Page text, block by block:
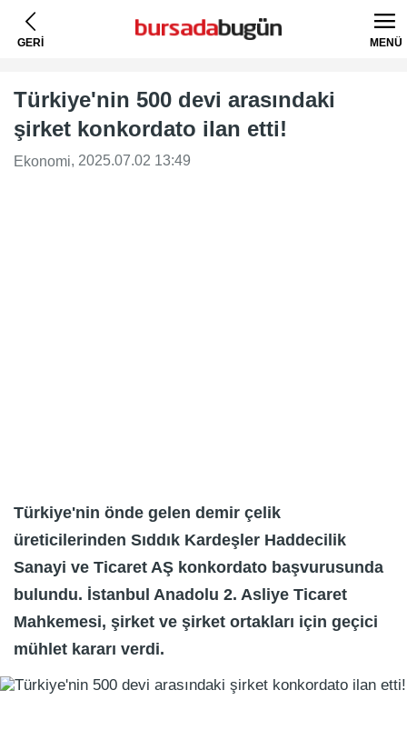
GERİ MENÜ
Türkiye'nin 500 devi arasındaki
şirket konkordato ilan etti!
Ekonomi, 2025.07.02 13:49
Türkiye'nin önde gelen demir çelik
üreticilerinden Sıddık Kardeşler Haddecilik
Sanayi ve Ticaret AŞ konkordato başvurusunda
bulundu. İstanbul Anadolu 2. Asliye Ticaret
Mahkemesi, şirket ve şirket ortakları için geçici
mühlet kararı verdi.